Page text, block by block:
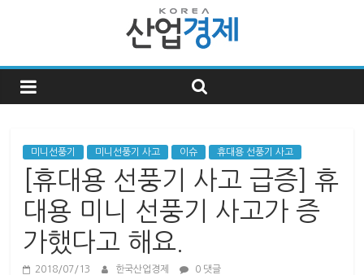
한
국
산
업
경
미니선풍기 미니선풍기 사고 이슈 휴대용 선풍기 사고
[휴대용 선풍기 사고 급증] 휴
대용 미니 선풍기 사고가 증
가했다고 해요.
2018/07/13 한국산업경제 0 댓글